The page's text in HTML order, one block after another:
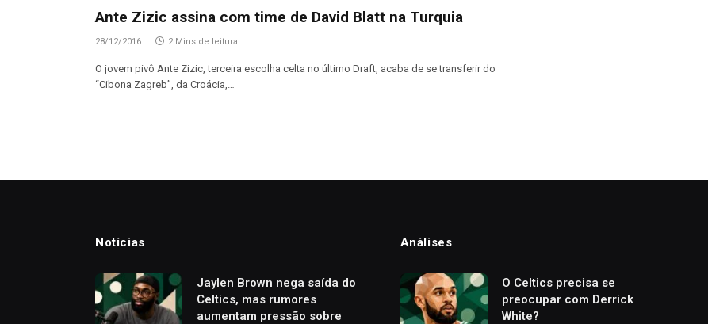
Ante Zizic assina com time de David Blatt na Turquia
28/12/2016 2 Mins de leitura
O jovem pivô Ante Zizic, terceira escolha celta no último Draft, acaba de se transferir do
“Cibona Zagreb”, da Croácia,…
Notícias
Jaylen Brown nega saída do
Celtics, mas rumores
aumentam pressão sobre
Análises
O Celtics precisa se
preocupar com Derrick
White?